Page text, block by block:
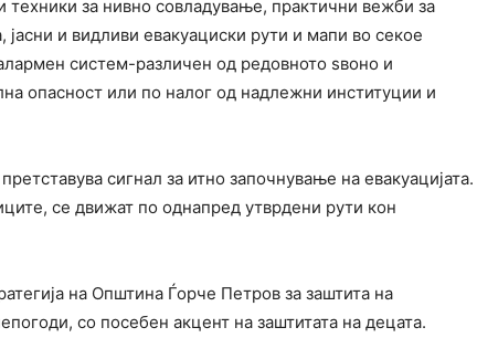
за нивно совладување, практични вежби за
јасни и видливи евакуациски рути и мапи во секое
систем-различен од редовното ѕвоно и
опасност или по налог од надлежни институции и
сигнал за итно започнување на евакуацијата.
се движат по однапред утврдени рути кон
на Општина Ѓорче Петров за заштита на
со посебен акцент на заштитата на децата.